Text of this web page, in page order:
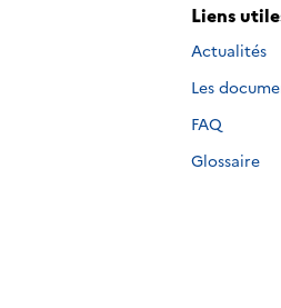
Liens
Actualités
Les
FAQ
Glossaire